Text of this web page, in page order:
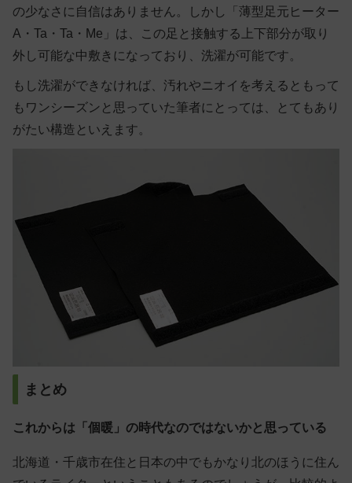
の少なさに自信はありません。しかし「薄型足元ヒーター
A・Ta・Ta・Me」は、この足と接触する上下部分が取り
外し可能な中敷きになっており、洗濯が可能です。
もし洗濯ができなければ、汚れやニオイを考えるともって
もワンシーズンと思っていた筆者にとっては、とてもあり
がたい構造といえます。
まとめ
これからは「個暖」の時代なのではないかと思っている
北海道・千歳市在住と日本の中でもかなり北のほうに住ん